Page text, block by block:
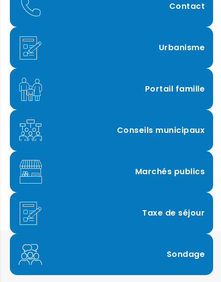
Contact
Urbanisme
Portail famille
Conseils municipaux
Marchés publics
Taxe de séjour
Sondage